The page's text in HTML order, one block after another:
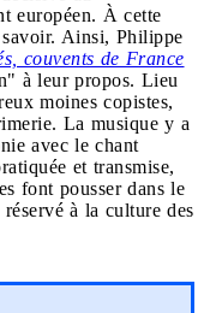
européen. À cette
savoir. Ainsi, Philippe
couvents de France
à leur propos. Lieu
moines copistes,
La musique y a
avec le chant
et transmise,
font pousser dans le
à la culture des